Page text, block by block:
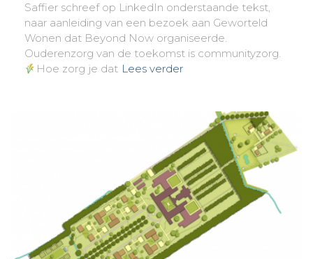
Saffier schreef op LinkedIn onderstaande tekst,
naar aanleiding van een bezoek aan Geworteld
Wonen dat Beyond Now organiseerde.
Ouderenzorg van de toekomst is communityzorg.
Hoe zorg je dat Lees verder